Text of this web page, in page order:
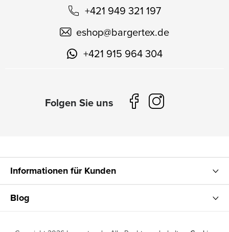
+421 949 321 197
eshop@bargertex.de
+421 915 964 304
Informationen für Kunden
Blog